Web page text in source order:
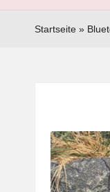
t
Co.
Startseite »